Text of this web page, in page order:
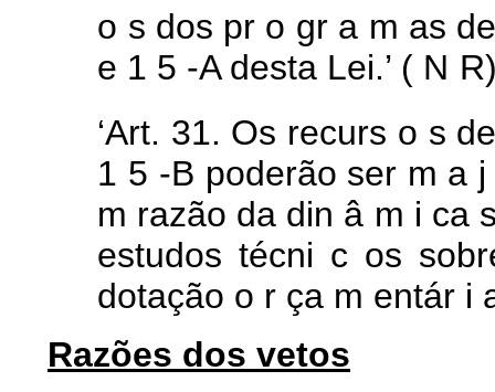
o s dos pr o gr a m as
e 1 5 -A desta Lei.’ ( N
‘Art. 31. Os recurs o s
1 5 -B poderão ser m a
m razão da din â m i ca
estudos técni c os
dotação o r ça m entár i
Razões dos vetos